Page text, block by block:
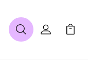
BuscarMi Cuenta
Mi